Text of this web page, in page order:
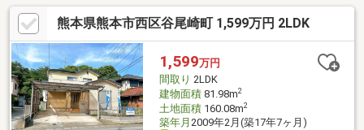
【内覧ツアー】 熊本県全域の気になる物件を全て弊社でまとめて
ご内覧いただけます水曜日や１８時以降、お仕事終わりの内覧も
柔軟に対応！物件選びからお引渡しまで『ハウスドゥ熊本桜町』
が全力でサポートします
熊本県熊本市西区谷尾崎町 1,599万円 2LDK
1,599万円
間取り 2LDK
建物面積81.98m2
土地面積160.08m2
築年月 2009年2月(築17年7ヶ月)